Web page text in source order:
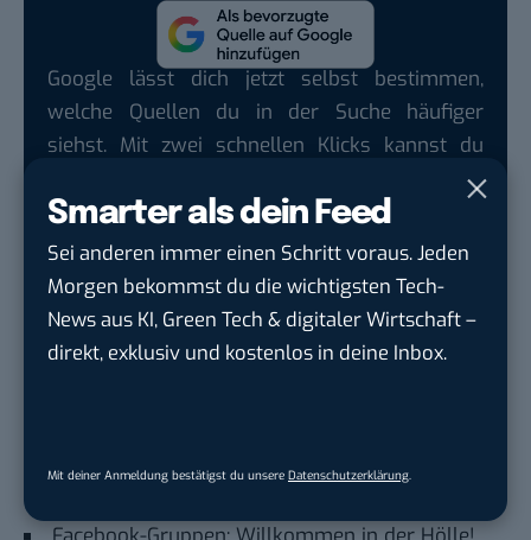
Smarter als dein Feed
Sei anderen immer einen Schritt voraus. Jeden
Morgen bekommst du die wichtigsten Tech-
News aus KI, Green Tech & digitaler Wirtschaft –
direkt, exklusiv und kostenlos in deine Inbox.
Mit deiner Anmeldung bestätigst du unsere Datenschutzerklärung.
Google lässt dich jetzt selbst bestimmen,
welche Quellen du in der Suche häufiger
siehst. Mit zwei schnellen Klicks kannst du
BASIC thinking kostenlos als bevorzugte
Quelle hinzufügen und damit unabhängigen
Tech-Journalismus unterstützen. Vielen Dank!
Hier basicthinking.de hinzufügen
Auch interessant: